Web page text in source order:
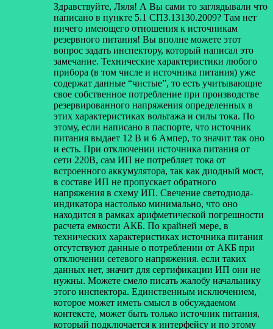
Здравствуйте, Ляля! А Вы сами то заглядывали что
написано в пункте 5.1 СП3.13130.2009? Там нет
ничего имеющего отношения к источникам
резервного питания! Вы вполне можете этот
вопрос задать инспектору, который написал это
замечание. Технические характеристики любого
прибора (в том числе и источника питания) уже
содержат данные “чистые”, то есть учитывающие
свое собственное потребление при производстве
резервированного напряжения определенных в
этих характеристиках вольтажа и силы тока. По
этому, если написано в паспорте, что источник
питания выдает 12 В и 6 Ампер, то значит так оно
и есть. При отключении источника питания от
сети 220В, сам ИП не потребляет тока от
встроенного аккумулятора, так как диодный мост,
в составе ИП не пропускает обратного
напряжения в схему ИП. Свечение светодиода-
индикатора настолько минимально, что оно
находится в рамках арифметической погрешности
расчета емкости АКБ. По крайней мере, в
технических характеристиках источника питания
отсутствуют данные о потреблении от АКБ при
отключении сетевого напряжения. если таких
данных нет, значит для сертификации ИП они не
нужны. Можете смело писать жалобу начальнику
этого инспектора. Единственным исключением,
которое может иметь смысл в обсуждаемом
контексте, может быть только источник питания,
который подключается к интерфейсу и по этому